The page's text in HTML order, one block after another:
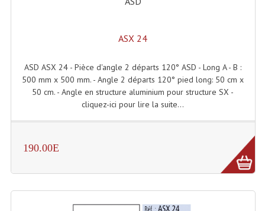
Digital Package Et Logiciel
Enregistreur Numérique
Microphones Scène Et Studio
ASX 24
ASD ASX 24 - Pièce d'angle 2 départs 120° ASD - Long A - B :
500 mm x 500 mm. - Angle 2 départs 120° pied long: 50 cm x
50 cm. - Angle en structure aluminium pour structure SX -
cliquez-ici pour lire la suite...
190.00E